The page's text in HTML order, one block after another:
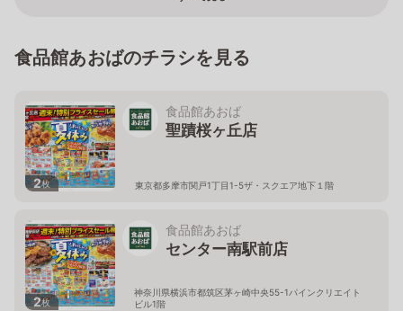
食品館あおばのチラシを見る
2枚
食品館あおば
聖蹟桜ヶ丘店
東京都多摩市関戸1丁目1-5ザ・スクエア地下１階
2枚
食品館あおば
センター南駅前店
神奈川県横浜市都筑区茅ヶ崎中央55-1パインクリエイト
ビル1階